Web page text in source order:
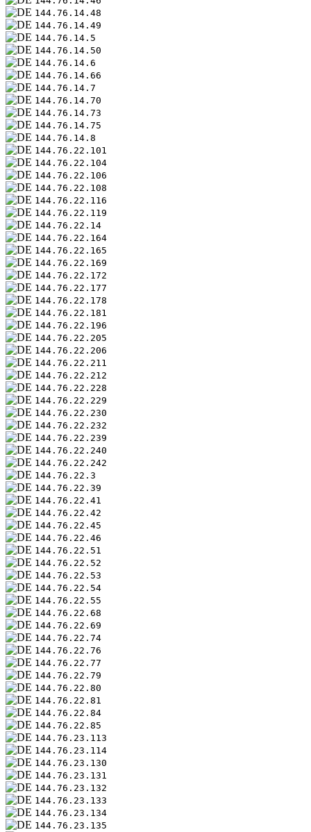
144.76.14.48
144.76.14.49
144.76.14.5
144.76.14.50
144.76.14.6
144.76.14.66
144.76.14.7
144.76.14.70
144.76.14.73
144.76.14.75
144.76.14.8
144.76.22.101
144.76.22.104
144.76.22.106
144.76.22.108
144.76.22.116
144.76.22.119
144.76.22.14
144.76.22.164
144.76.22.165
144.76.22.169
144.76.22.172
144.76.22.177
144.76.22.178
144.76.22.181
144.76.22.196
144.76.22.205
144.76.22.206
144.76.22.211
144.76.22.212
144.76.22.228
144.76.22.229
144.76.22.230
144.76.22.232
144.76.22.239
144.76.22.240
144.76.22.242
144.76.22.3
144.76.22.39
144.76.22.41
144.76.22.42
144.76.22.45
144.76.22.46
144.76.22.51
144.76.22.52
144.76.22.53
144.76.22.54
144.76.22.55
144.76.22.68
144.76.22.69
144.76.22.74
144.76.22.76
144.76.22.77
144.76.22.79
144.76.22.80
144.76.22.81
144.76.22.84
144.76.22.85
144.76.23.113
144.76.23.114
144.76.23.130
144.76.23.131
144.76.23.132
144.76.23.133
144.76.23.134
144.76.23.135